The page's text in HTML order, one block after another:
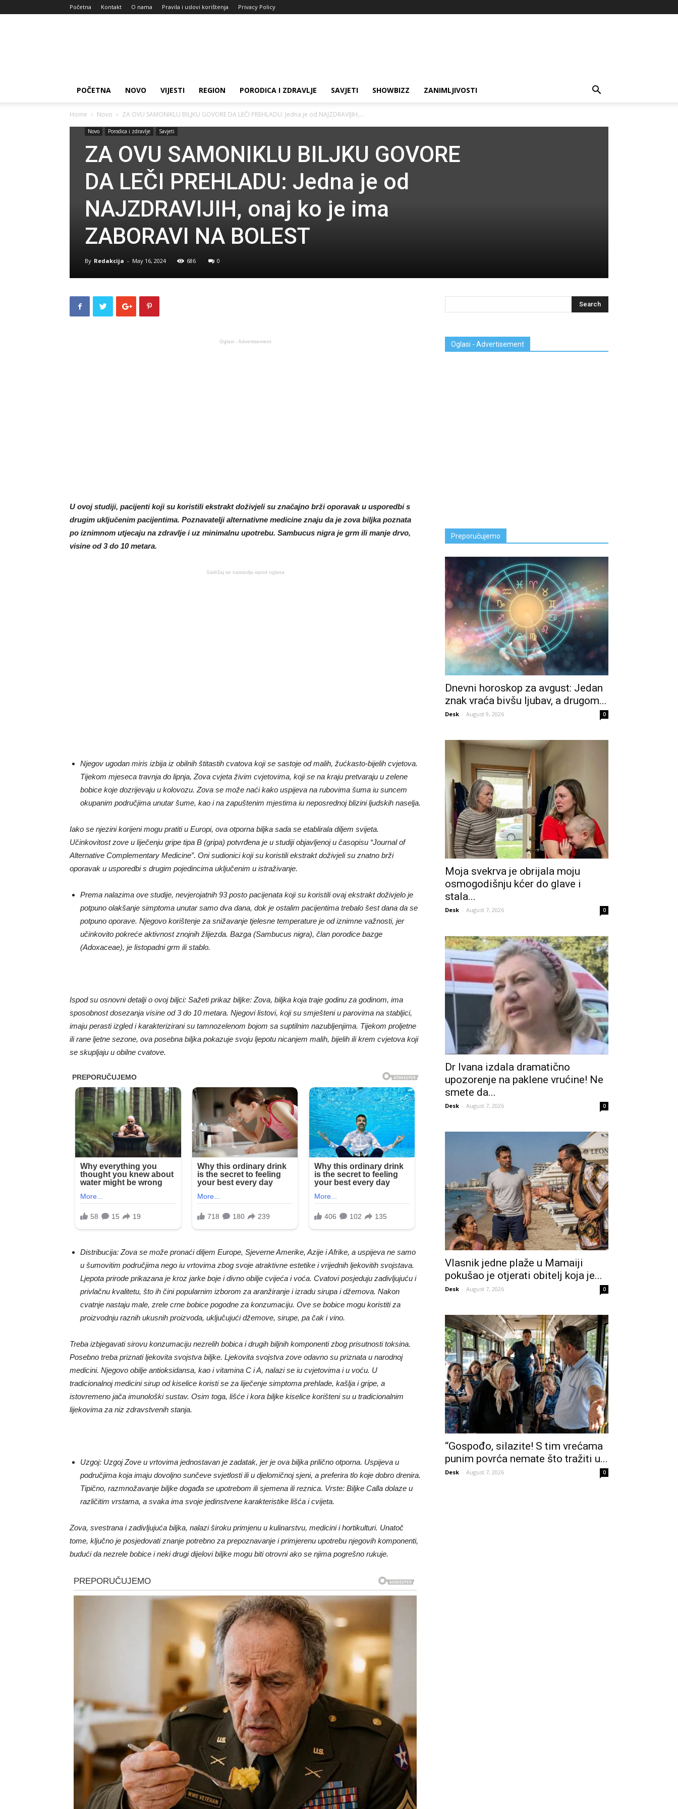
Početna Kontakt O nama Pravila i uslovi korištenja Privacy Policy
POČETNA NOVO VIJESTI REGION PORODICA I ZDRAVLJE SAVJETI SHOWBIZZ ZANIMLJIVOSTI
Home Novo ZA OVU SAMONIKLU BILJKU GOVORE DA LEČI PREHLADU: Jedna je od NAJZDRAVIJIH,...
Novo Porodica i zdravlje Savjeti
ZA OVU SAMONIKLU BILJKU GOVORE
DA LEČI PREHLADU: Jedna je od
NAJZDRAVIJIH, onaj ko je ima
ZABORAVI NA BOLEST
By Redakcija - May 16, 2024 686 0
Oglasi - Advertisement
U ovoj studiji, pacijenti koji su koristili ekstrakt doživjeli su značajno brži oporavak u usporedbi s
drugim uključenim pacijentima. Poznavatelji alternativne medicine znaju da je zova biljka poznata
po iznimnom utjecaju na zdravlje i uz minimalnu upotrebu. Sambucus nigra je grm ili manje drvo,
visine od 3 do 10 metara.
Sadržaj se nastavlja ispod oglasa
Njegov ugodan miris izbija iz obilnih štitastih cvatova koji se sastoje od malih, žućkasto-bijelih cvjetova.
Tijekom mjeseca travnja do lipnja, Zova cvjeta živim cvjetovima, koji se na kraju pretvaraju u zelene
bobice koje dozrijevaju u kolovozu. Zova se može naći kako uspijeva na rubovima šuma iu suncem
okupanim područjima unutar šume, kao i na zapuštenim mjestima iu neposrednoj blizini ljudskih naselja.
Iako se njezini korijeni mogu pratiti u Europi, ova otporna biljka sada se etablirala diljem svijeta.
Učinkovitost zove u liječenju gripe tipa B (gripa) potvrđena je u studiji objavljenoj u časopisu “Journal of
Alternative Complementary Medicine”. Oni sudionici koji su koristili ekstrakt doživjeli su znatno brži
oporavak u usporedbi s drugim pojedincima uključenim u istraživanje.
Prema nalazima ove studije, nevjerojatnih 93 posto pacijenata koji su koristili ovaj ekstrakt doživjelo je
potpuno olakšanje simptoma unutar samo dva dana, dok je ostalim pacijentima trebalo šest dana da se
potpuno oporave. Njegovo korištenje za snižavanje tjelesne temperature je od iznimne važnosti, jer
učinkovito pokreće aktivnost znojnih žlijezda. Bazga (Sambucus nigra), član porodice bazge
(Adoxaceae), je listopadni grm ili stablo.
Ispod su osnovni detalji o ovoj biljci: Sažeti prikaz biljke: Zova, biljka koja traje godinu za godinom, ima
sposobnost dosezanja visine od 3 do 10 metara. Njegovi listovi, koji su smješteni u parovima na stabljici,
imaju perasti izgled i karakterizirani su tamnozelenom bojom sa suptilnim nazubljenjima. Tijekom proljetne
ili rane ljetne sezone, ova posebna biljka pokazuje svoju ljepotu nicanjem malih, bijelih ili krem ​​cvjetova koji
se skupljaju u obilne cvatove.
Distribucija: Zova se može pronaći diljem Europe, Sjeverne Amerike, Azije i Afrike, a uspijeva ne samo
u šumovitim područjima nego iu vrtovima zbog svoje atraktivne estetike i vrijednih ljekovitih svojstava.
Ljepota prirode prikazana je kroz jarke boje i divno obilje cvijeća i voća. Cvatovi posjeduju zadivljujuću i
privlačnu kvalitetu, što ih čini popularnim izborom za aranžiranje i izradu sirupa i džemova. Nakon
cvatnje nastaju male, zrele crne bobice pogodne za konzumaciju. Ove se bobice mogu koristiti za
proizvodnju raznih ukusnih proizvoda, uključujući džemove, sirupe, pa čak i vino.
Treba izbjegavati sirovu konzumaciju nezrelih bobica i drugih biljnih komponenti zbog prisutnosti toksina.
Posebno treba priznati ljekovita svojstva biljke. Ljekovita svojstva zove odavno su priznata u narodnoj
medicini. Njegovo obilje antioksidansa, kao i vitamina C i A, nalazi se iu cvjetovima i u voću. U
tradicionalnoj medicini sirup od kiselice koristi se za liječenje simptoma prehlade, kašlja i gripe, a
istovremeno jača imunološki sustav. Osim toga, lišće i kora biljke kiselice korišteni su u tradicionalnim
lijekovima za niz zdravstvenih stanja.
Uzgoj: Uzgoj Zove u vrtovima jednostavan je zadatak, jer je ova biljka prilično otporna. Uspijeva u
područjima koja imaju dovoljno sunčeve svjetlosti ili u djelomičnoj sjeni, a preferira tlo koje dobro drenira.
Tipično, razmnožavanje biljke događa se upotrebom ili sjemena ili reznica. Vrste: Biljke Calla dolaze u
različitim vrstama, a svaka ima svoje jedinstvene karakteristike lišća i cvijeta.
Zova, svestrana i zadivljujuća biljka, nalazi široku primjenu u kulinarstvu, medicini i hortikulturi. Unatoč
tome, ključno je posjedovati znanje potrebno za prepoznavanje i primjerenu upotrebu njegovih komponenti,
budući da nezrele bobice i neki drugi dijelovi biljke mogu biti otrovni ako se njima pogrešno rukuje.
Oglasi - Advertisement
Preporučujemo
Dnevni horoskop za avgust: Jedan
znak vraća bivšu ljubav, a drugom...
Desk - August 9, 2026 0
Moja svekrva je obrijala moju
osmogodišnju kćer do glave i
stala...
Desk - August 7, 2026 0
Dr Ivana izdala dramatično
upozorenje na paklene vrućine! Ne
smete da...
Desk - August 7, 2026 0
Vlasnik jedne plaže u Mamaiji
pokušao je otjerati obitelj koja je...
Desk - August 7, 2026 0
“Gospođo, silazite! S tim vrećama
punim povrća nemate što tražiti u...
Desk - August 7, 2026 0